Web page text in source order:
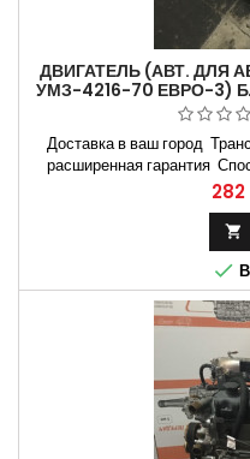
ДВИГАТЕЛЬ (АВТ. ДЛЯ
УМЗ-4216-70 ЕВРО-3)
Доставка в ваш город
расширенная гарантия
оплата банковской
упаковке Гарантия по
УМЗ 4216 евро-3 Газель
ремня) Применяемость по

